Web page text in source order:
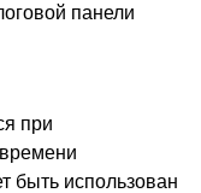
панели
при
быть использован